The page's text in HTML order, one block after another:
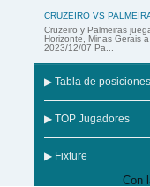
CRUZEIRO VS
Cruzeiro y Palmeiras
Horizonte, Minas Gerais
2023/12/07 Pa...
▶ Tabla de posiciones
▶ TOP Jugadores
▶ Fixture
Con